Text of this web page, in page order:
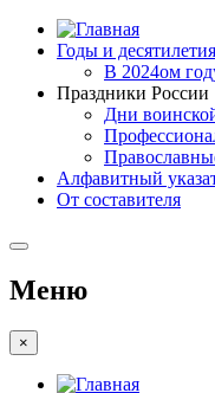
Годы и десятилетия
В 2024ом
Праздники России
Дни
Алфавитный
От составителя
Меню
×